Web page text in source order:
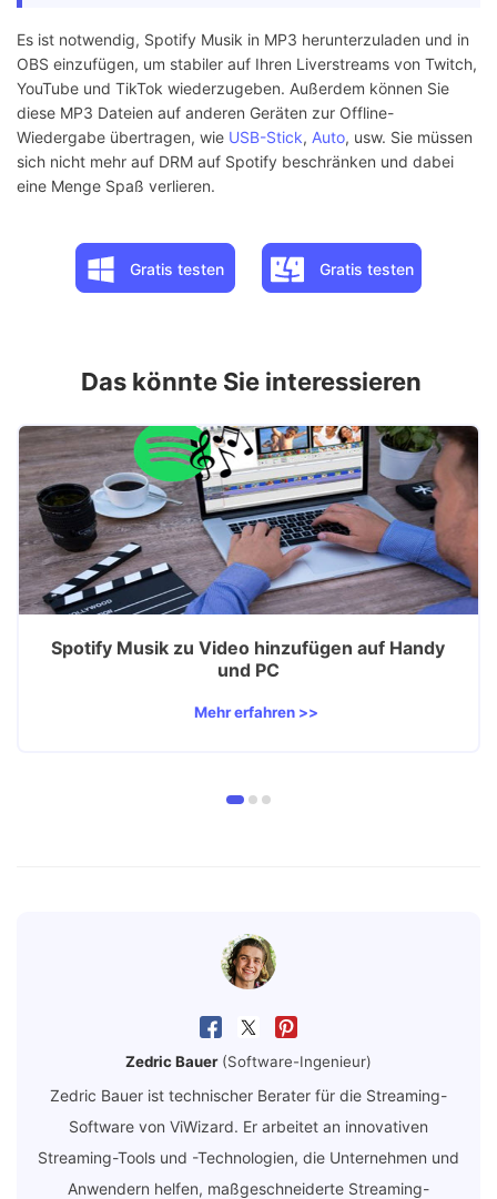
Es ist notwendig, Spotify Musik in MP3 herunterzuladen und in
OBS einzufügen, um stabiler auf Ihren Liverstreams von Twitch,
YouTube und TikTok wiederzugeben. Außerdem können Sie
diese MP3 Dateien auf anderen Geräten zur Offline-
Wiedergabe übertragen, wie USB-Stick, Auto, usw. Sie müssen
sich nicht mehr auf DRM auf Spotify beschränken und dabei
eine Menge Spaß verlieren.
Gratis testen Gratis testen
Das könnte Sie interessieren
Spotify Musik zu Video hinzufügen auf Handy
und PC
Mehr erfahren >>
Zedric Bauer (Software-Ingenieur)
Zedric Bauer ist technischer Berater für die Streaming-
Software von ViWizard. Er arbeitet an innovativen
Streaming-Tools und -Technologien, die Unternehmen und
Anwendern helfen, maßgeschneiderte Streaming-